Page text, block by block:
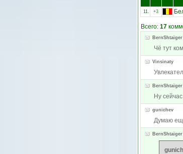
11. +3
Всего: 17
BernShtaiger
Чё тут
Vinsinaty
BernShtaiger
Ну
gunichev
Думаю
BernShtaiger